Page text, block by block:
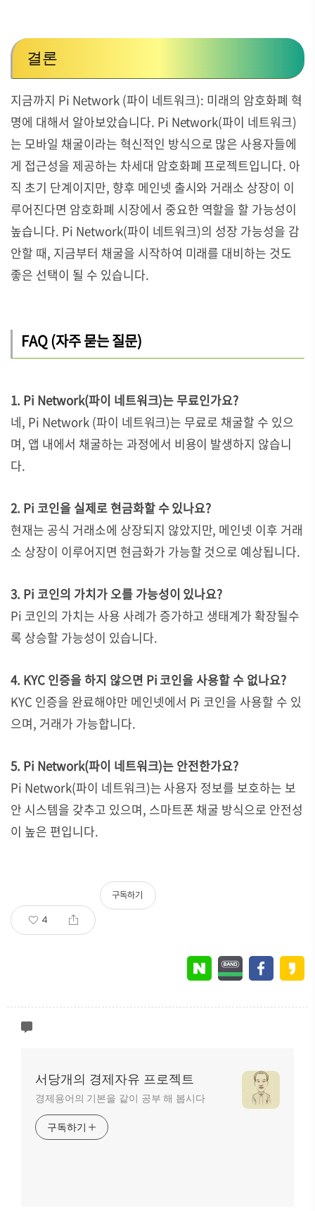
결론
지금까지 Pi Network (파이 네트워크): 미래의 암호화폐 혁
명에 대해서 알아보았습니다. Pi Network(파이 네트워크)
는 모바일 채굴이라는 혁신적인 방식으로 많은 사용자들에
게 접근성을 제공하는 차세대 암호화폐 프로젝트입니다. 아
직 초기 단계이지만, 향후 메인넷 출시와 거래소 상장이 이
루어진다면 암호화폐 시장에서 중요한 역할을 할 가능성이
높습니다. Pi Network(파이 네트워크)의 성장 가능성을 감
안할 때, 지금부터 채굴을 시작하여 미래를 대비하는 것도
좋은 선택이 될 수 있습니다.
FAQ (자주 묻는 질문)
1. Pi Network(파이 네트워크)는 무료인가요?
네, Pi Network (파이 네트워크)는 무료로 채굴할 수 있으
며, 앱 내에서 채굴하는 과정에서 비용이 발생하지 않습니
다.
2. Pi 코인을 실제로 현금화할 수 있나요?
현재는 공식 거래소에 상장되지 않았지만, 메인넷 이후 거래
소 상장이 이루어지면 현금화가 가능할 것으로 예상됩니다.
3. Pi 코인의 가치가 오를 가능성이 있나요?
Pi 코인의 가치는 사용 사례가 증가하고 생태계가 확장될수
록 상승할 가능성이 있습니다.
4. KYC 인증을 하지 않으면 Pi 코인을 사용할 수 없나요?
KYC 인증을 완료해야만 메인넷에서 Pi 코인을 사용할 수 있
으며, 거래가 가능합니다.
5. Pi Network(파이 네트워크)는 안전한가요?
Pi Network(파이 네트워크)는 사용자 정보를 보호하는 보
안 시스템을 갖추고 있으며, 스마트폰 채굴 방식으로 안전성
이 높은 편입니다.
4
구독하기
서당개의 경제자유 프로젝트
경제용어의 기본을 같이 공부 해 봅시다
구독하기